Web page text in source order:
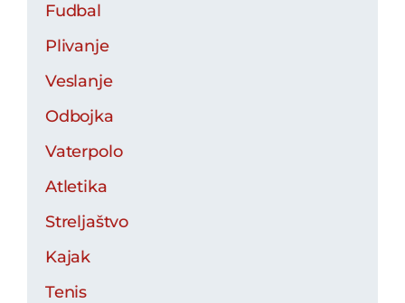
Fudbal
Plivanje
Veslanje
Odbojka
Vaterpolo
Atletika
Streljaštvo
Kajak
Tenis